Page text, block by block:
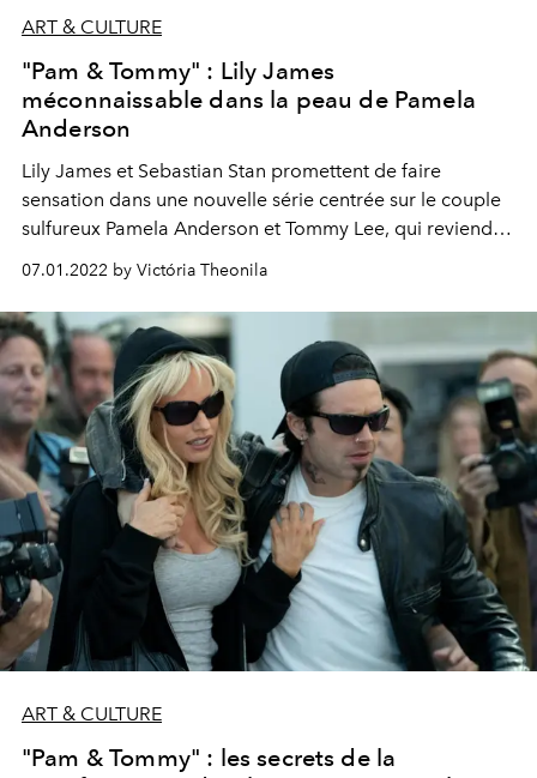
ART & CULTURE
"Pam & Tommy" : Lily James
méconnaissable dans la peau de Pamela
Anderson
Lily James et Sebastian Stan promettent de faire
sensation dans une nouvelle série centrée sur le couple
sulfureux Pamela Anderson et Tommy Lee, qui reviendra
controversée du couple.
07.01.2022 by Victória Theonila
ART & CULTURE
"Pam & Tommy" : les secrets de la